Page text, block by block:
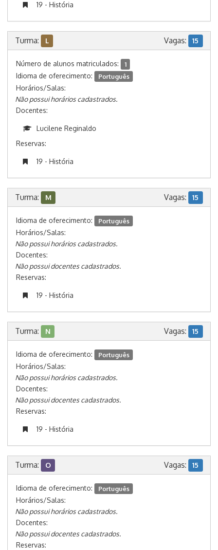
19 - História
Turma: L Vagas: 15
Número de alunos matriculados: 1
Idioma de oferecimento: Português
Horários/Salas:
Não possui horários cadastrados.
Docentes:
Lucilene Reginaldo
Reservas:
19 - História
Turma: M Vagas: 15
Idioma de oferecimento: Português
Horários/Salas:
Não possui horários cadastrados.
Docentes:
Não possui docentes cadastrados.
Reservas:
19 - História
Turma: N Vagas: 15
Idioma de oferecimento: Português
Horários/Salas:
Não possui horários cadastrados.
Docentes:
Não possui docentes cadastrados.
Reservas:
19 - História
Turma: O Vagas: 15
Idioma de oferecimento: Português
Horários/Salas:
Não possui horários cadastrados.
Docentes:
Não possui docentes cadastrados.
Reservas: